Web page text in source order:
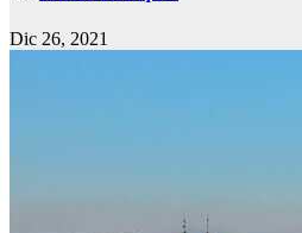
Dic 26, 2021